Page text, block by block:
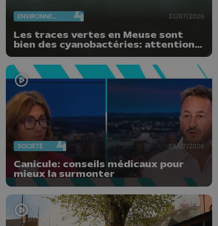
ENVIRONNEMENT 31/07/2026
Les traces vertes en Meuse sont
bien des cyanobactéries: attention
danger !
SOCIÉTÉ 29/07/2026
Canicule: conseils médicaux pour
mieux la surmonter